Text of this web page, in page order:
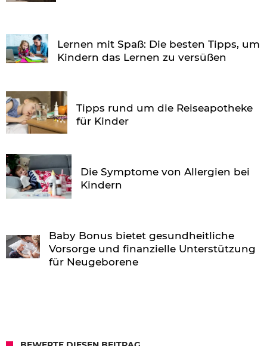
Lernen mit Spaß: Die besten Tipps, um
Kindern das Lernen zu versüßen
Tipps rund um die Reiseapotheke
für Kinder
Die Symptome von Allergien bei
Kindern
Baby Bonus bietet gesundheitliche
Vorsorge und finanzielle Unterstützung
für Neugeborene